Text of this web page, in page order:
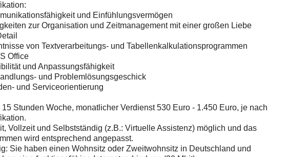
und Einfühlungsvermögen
zur Organisation und Zeitmanagement mit einer großen Liebe
von Textverarbeitungs- und Tabellenkalkulationsprogrammen
Office
und Anpassungsfähigkeit
und Problemlösungsgeschick
und Serviceorientierung
15 Stunden Woche, monatlicher Verdienst 530 Euro - 1.450 Euro, je nach
Vollzeit und Selbstständig (z.B.: Virtuelle Assistenz) möglich und das
wird entsprechend angepasst.
Sie haben einen Wohnsitz oder Zweitwohnsitz in Deutschland und